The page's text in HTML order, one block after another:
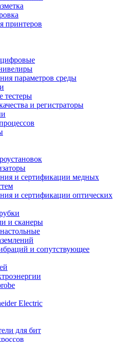
принтеров
параметров среды
тестеры
и регистраторы
и сертификации медных
и сертификации оптических
и сканеры
и сопутствующее
Electric
для бит